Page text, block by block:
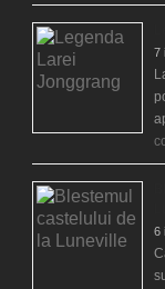
7
6